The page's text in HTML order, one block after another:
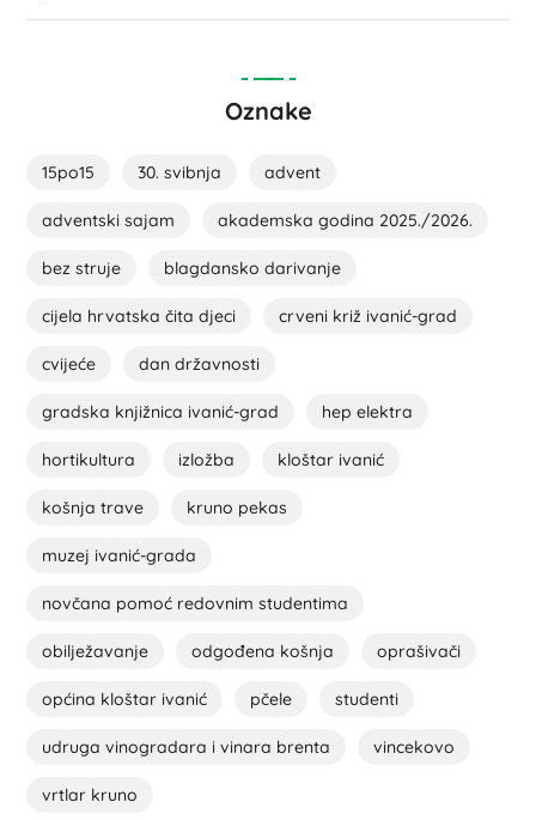
Oznake
15po15 30. svibnja advent
adventski sajam akademska godina 2025./2026.
bez struje blagdansko darivanje
cijela hrvatska čita djeci crveni križ ivanić-grad
cvijeće dan državnosti
gradska knjižnica ivanić-grad hep elektra
hortikultura izložba kloštar ivanić
košnja trave kruno pekas
muzej ivanić-grada
novčana pomoć redovnim studentima
obilježavanje odgođena košnja oprašivači
općina kloštar ivanić pčele studenti
udruga vinogradara i vinara brenta vincekovo
vrtlar kruno